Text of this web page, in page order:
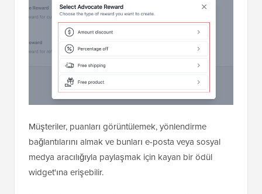
Müşteriler, puanları görüntülemek, yönlendirme
bağlantılarını almak ve bunları e-posta veya sosyal
medya aracılığıyla paylaşmak için kayan bir ödül
widget'ına erişebilir.